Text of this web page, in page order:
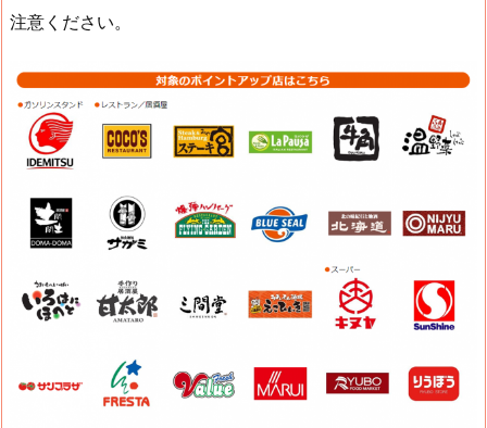
注意ください。